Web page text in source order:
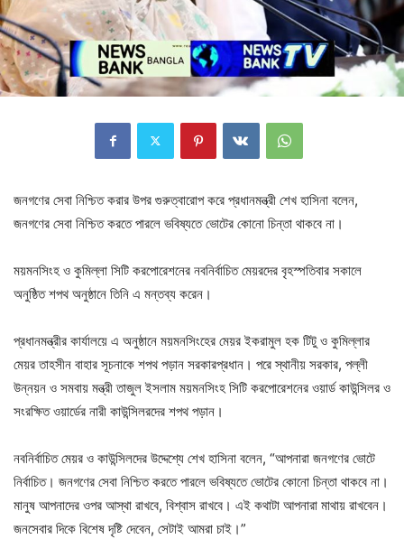
জনগণের সেবা নিশ্চিত করার উপর গুরুত্বারোপ করে প্রধানমন্ত্রী শেখ হাসিনা বলেন,
জনগণের সেবা নিশ্চিত করতে পারলে ভবিষ্যতে ভোটের কোনো চিন্তা থাকবে না।
ময়মনসিংহ ও কুমিল্লা সিটি করপোরেশনের নবনির্বাচিত মেয়রদের বৃহস্পতিবার সকালে
অনুষ্ঠিত শপথ অনুষ্ঠানে তিনি এ মন্তব্য করেন।
প্রধানমন্ত্রীর কার্যালয়ে এ অনুষ্ঠানে ময়মনসিংহের মেয়র ইকরামুল হক টিটু ও কুমিল্লার
মেয়র তাহসীন বাহার সূচনাকে শপথ পড়ান সরকারপ্রধান। পরে স্থানীয় সরকার, পল্লী
উন্নয়ন ও সমবায় মন্ত্রী তাজুল ইসলাম ময়মনসিংহ সিটি করপোরেশনের ওয়ার্ড কাউন্সিলর ও
সংরক্ষিত ওয়ার্ডের নারী কাউন্সিলরদের শপথ পড়ান।
নবনির্বাচিত মেয়র ও কাউন্সিলদের উদ্দেশ্যে শেখ হাসিনা বলেন, “আপনারা জনগণের ভোটে
নির্বাচিত। জনগণের সেবা নিশ্চিত করতে পারলে ভবিষ্যতে ভোটের কোনো চিন্তা থাকবে না।
মানুষ আপনাদের ওপর আস্থা রাখবে, বিশ্বাস রাখবে। এই কথাটা আপনারা মাথায় রাখবেন।
জনসেবার দিকে বিশেষ দৃষ্টি দেবেন, সেটাই আমরা চাই।”